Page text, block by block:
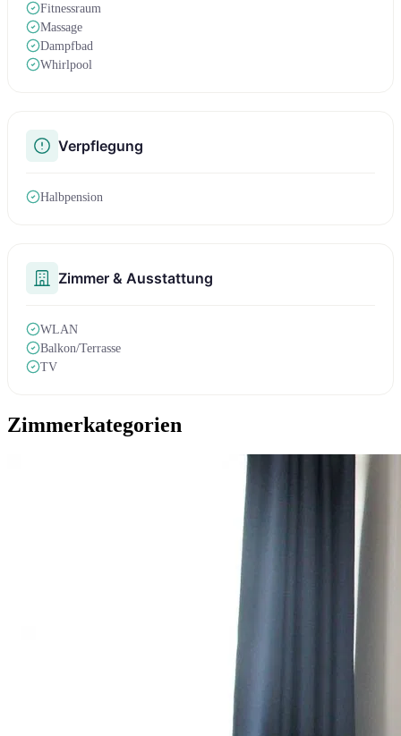
Fitnessraum
Massage
Dampfbad
Whirlpool
Verpflegung
Halbpension
Zimmer & Ausstattung
WLAN
Balkon/Terrasse
TV
Zimmerkategorien